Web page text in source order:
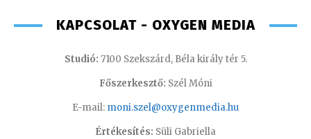
KAPCSOLAT - OXYGEN MEDIA
Studió: 7100 Szekszárd, Béla király tér 5.
Főszerkesztő: Szél Móni
E-mail: moni.szel@oxygenmedia.hu
Értékesítés: Süli Gabriella